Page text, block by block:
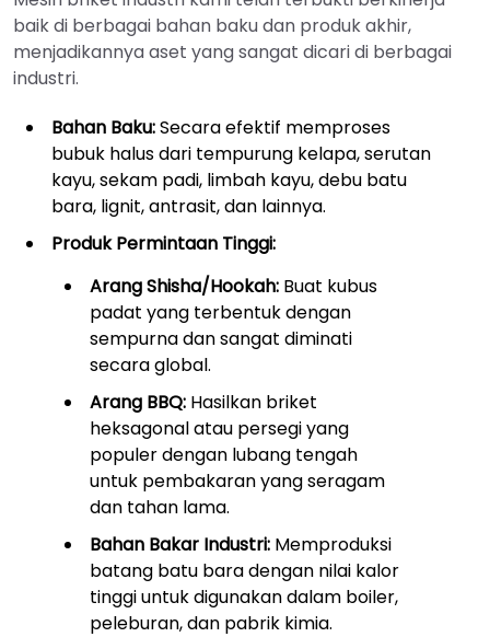
baik di berbagai bahan baku dan produk akhir,
menjadikannya aset yang sangat dicari di berbagai
industri.
Bahan Baku:Secara efektif memproses
bubuk halus dari tempurung kelapa, serutan
kayu, sekam padi, limbah kayu, debu batu
bara, lignit, antrasit, dan lainnya.
Produk Permintaan Tinggi:
Arang Shisha/Hookah: Buat kubus
padat yang terbentuk dengan
sempurna dan sangat diminati
secara global.
Arang BBQ: Hasilkan briket
heksagonal atau persegi yang
populer dengan lubang tengah
untuk pembakaran yang seragam
dan tahan lama.
Bahan Bakar Industri: Memproduksi
batang batu bara dengan nilai kalor
tinggi untuk digunakan dalam boiler,
peleburan, dan pabrik kimia.